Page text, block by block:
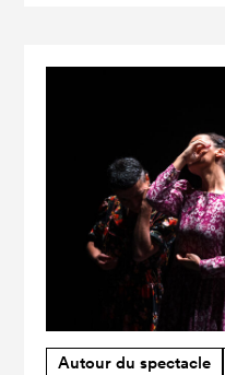
Autour du spectacle